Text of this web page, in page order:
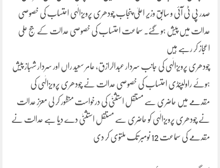
صدر پی ٹی آئی و سابق وزیر اعلیٰ پنجاب چودھری پرویزالٰہی احتساب کی خصوصی
عدالت میں پیش ہو گئے۔ سماعت احتساب کی خصوصی عدالت کے جج علی
اعجاز کر رہے ہیں
چودھری پرویزالٰہی کی جانب سردار عبدالرازق، عامر سعید راں اور سردار شہباز پیش
ہوئے راولپنڈی احتساب کی خصوصی عدالت نے چودھری پرویزالٰہی کی
مقدمے میں حاضری سے مستقل استثنیٰ کی درخواست منظور کر لی معزز عدالت
نے چودھری پرویزالٰہی کو حاضری سے مستقل استثنیٰ دے دیا ہے عدالت نے
مقدمے کی سماعت 12 نومبر تک ملتوی کر دی